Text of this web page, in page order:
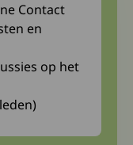
Contact
en
op het